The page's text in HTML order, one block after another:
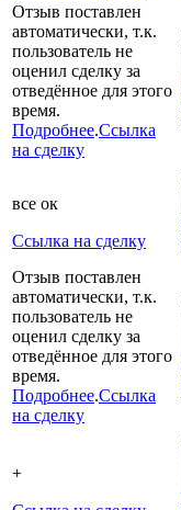
Отзыв поставлен
автоматически, т.к.
пользователь не
оценил сделку за
отведённое для этого
время.
Подробнее.Ссылка
на сделку
все ок
Ссылка на сделку
Отзыв поставлен
автоматически, т.к.
пользователь не
оценил сделку за
отведённое для этого
время.
Подробнее.Ссылка
на сделку
+